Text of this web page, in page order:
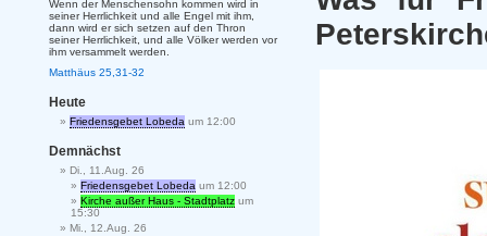
Wenn der Menschensohn kommen wird in
seiner Herrlichkeit und alle Engel mit ihm,
dann wird er sich setzen auf den Thron
seiner Herrlichkeit, und alle Völker werden vor
ihm versammelt werden.
Matthäus 25,31-32
Heute
Friedensgebet Lobeda um 12:00
Demnächst
Di., 11.Aug. 26
Friedensgebet Lobeda um 12:00
Kirche außer Haus - Stadtplatz um
15:30
Mi., 12.Aug. 26